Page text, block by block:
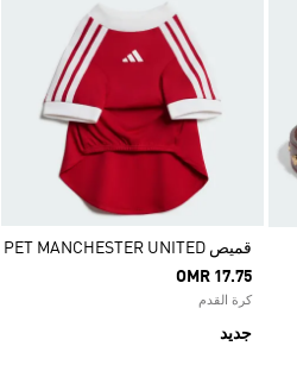
قميص PET MANCHESTER UNITED
OMR 17.75
كرة القدم
جديد